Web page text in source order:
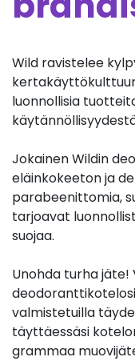
Wild ravistelee
luonnollisia
Jokainen Wildin
eläinkokeeton ja
parabeenittomia,
tarjoavat
suojaa.
Unohda turha
valmistetuilla
täyttäessäsi
grammaa